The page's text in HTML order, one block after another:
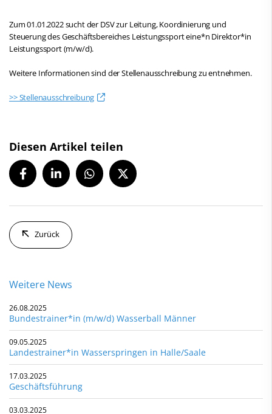
Zum 01.01.2022 sucht der DSV zur Leitung, Koordinierung und
Steuerung des Geschäftsbereiches Leistungssport eine*n Direktor*in
Leistungssport (m/w/d).
Weitere Informationen sind der Stellenausschreibung zu entnehmen.
>> Stellenausschreibung
Diesen Artikel teilen
Zurück
Weitere News
26.08.2025
Bundestrainer*in (m/w/d) Wasserball Männer
09.05.2025
Landestrainer*in Wasserspringen in Halle/Saale
17.03.2025
Geschäftsführung
03.03.2025